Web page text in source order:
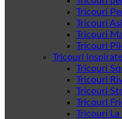
Tricouri
Tricouri
Tricouri
Tricouri
Tricouri
Tricouri
Tricouri
Tricouri
Tricouri
Tricouri La